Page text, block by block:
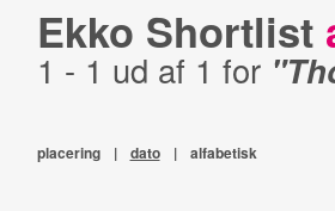
Ekko Shortlist
1 - 1 ud af 1 for
placering | dato | alfabetisk